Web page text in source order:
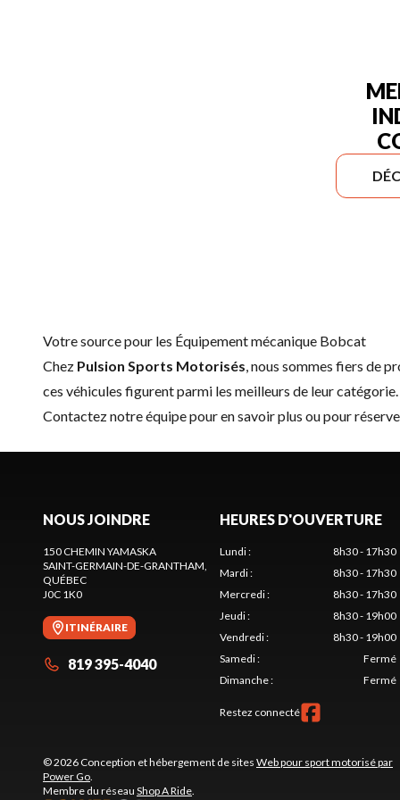
Votre source pour les Équipement mécanique Bobcat
Chez Pulsion Sports Motorisés, nous sommes fiers de
ces véhicules figurent parmi les meilleurs de leur catégorie.
Contactez notre équipepour en savoir plus ou pour
NOUS JOINDRE
150 CHEMIN YAMASKA
SAINT-GERMAIN-DE-GRANTHAM,
QUÉBEC
J0C 1K0
ITINÉRAIRE
819 395-4040
HEURES D'OUVERTURE
Lundi:
8h30 - 17h30
Mardi:
8h30 - 17h30
Mercredi:
8h30 - 17h30
Jeudi:
8h30 - 19h00
Vendredi:
8h30 - 19h00
Samedi:
Fermé
Dimanche: Fermé
Restez connecté
© 2026 Conception et hébergement de sites Web pour sport motorisé par
Power Go.
Membre du réseau Shop A Ride.